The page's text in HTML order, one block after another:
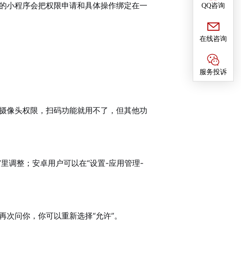
小程序会把权限申请和具体操作绑定在一
像头权限，扫码功能就用不了，但其他功
调整；安卓用户可以在“设置-应用管理-
问你，你可以重新选择“允许”。
QQ咨询
在线咨询
服务投诉